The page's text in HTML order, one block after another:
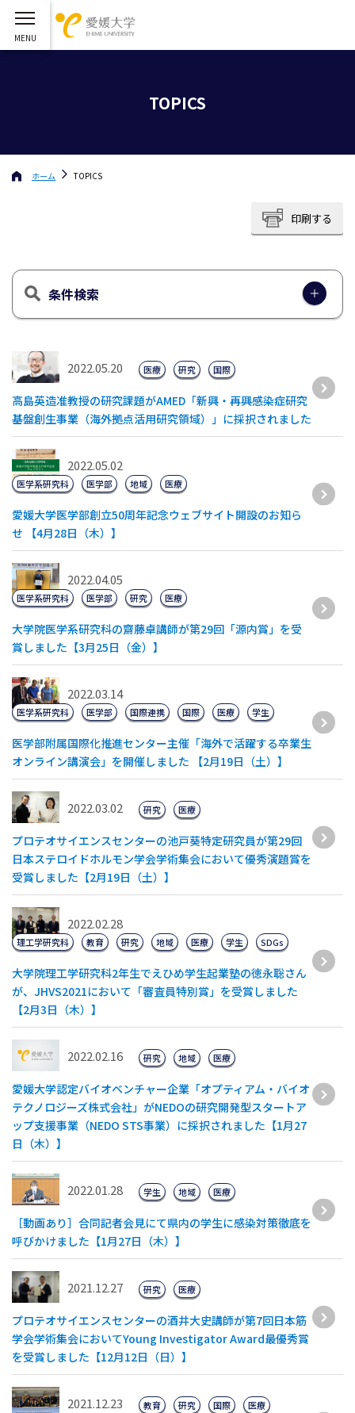
TOPICS
ホーム TOPICS
印刷する
条件検索
2022.05.20
高島英造准教授の研究課題がAMED「新興・再興感染症研究
基盤創生事業（海外拠点活用研究領域）」に採択されました
医療 研究 国際
2022.05.02
愛媛大学医学部創立50周年記念ウェブサイト開設のお知ら
せ 【4月28日（木）】
医学系研究科 医学部 地域 医療
2022.04.05
大学院医学系研究科の齋藤卓講師が第29回「源内賞」を受
賞しました【3月25日（金）】
医学系研究科 医学部 研究 医療
2022.03.14
医学部附属国際化推進センター主催「海外で活躍する卒業生
オンライン講演会」を開催しました 【2月19日（土）】
医学系研究科 医学部 国際連携 国際 医療 学生
2022.03.02
プロテオサイエンスセンターの池戸葵特定研究員が第29回
日本ステロイドホルモン学会学術集会において優秀演題賞を
受賞しました【2月19日（土）】
研究 医療
2022.02.28
大学院理工学研究科2年生でえひめ学生起業塾の徳永聡さん
が、JHVS2021において「審査員特別賞」を受賞しました
【2月3日（木）】
理工学研究科 教育 研究 地域 医療 学生 SDGs
2022.02.16
愛媛大学認定バイオベンチャー企業「オプティアム・バイオ
テクノロジーズ株式会社」がNEDOの研究開発型スタートア
ップ支援事業（NEDO STS事業）に採択されました【1月27
日（木）】
研究 地域 医療
2022.01.28
［動画あり］合同記者会見にて県内の学生に感染対策徹底を
呼びかけました【1月27日（木）】
学生 地域 医療
2021.12.27
プロテオサイエンスセンターの酒井大史講師が第7回日本筋
学会学術集会においてYoung Investigator Award最優秀賞
を受賞しました【12月12日（日）】
研究 医療
2021.12.23 教育 研究 国際 医療